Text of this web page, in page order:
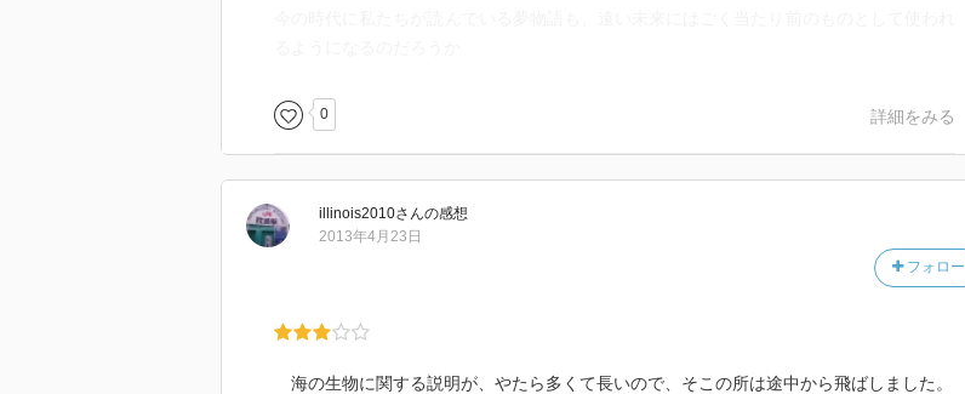
0 詳細をみる
illinois2010さんの感想
フォロー
2013年4月23日
海の生物に関する説明が、やたら多くて長いので、そこの所は途中から飛ばしました。